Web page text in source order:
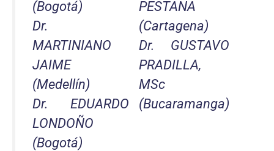
(Bogotá)
Dr.
MARTINIANO
JAIME
(Medellín)
Dr. EDUARDO
LONDOÑO
(Bogotá)
PESTANA
(Cartagena)
Dr. GUSTAVO
PRADILLA,
MSc
(Bucaramanga)